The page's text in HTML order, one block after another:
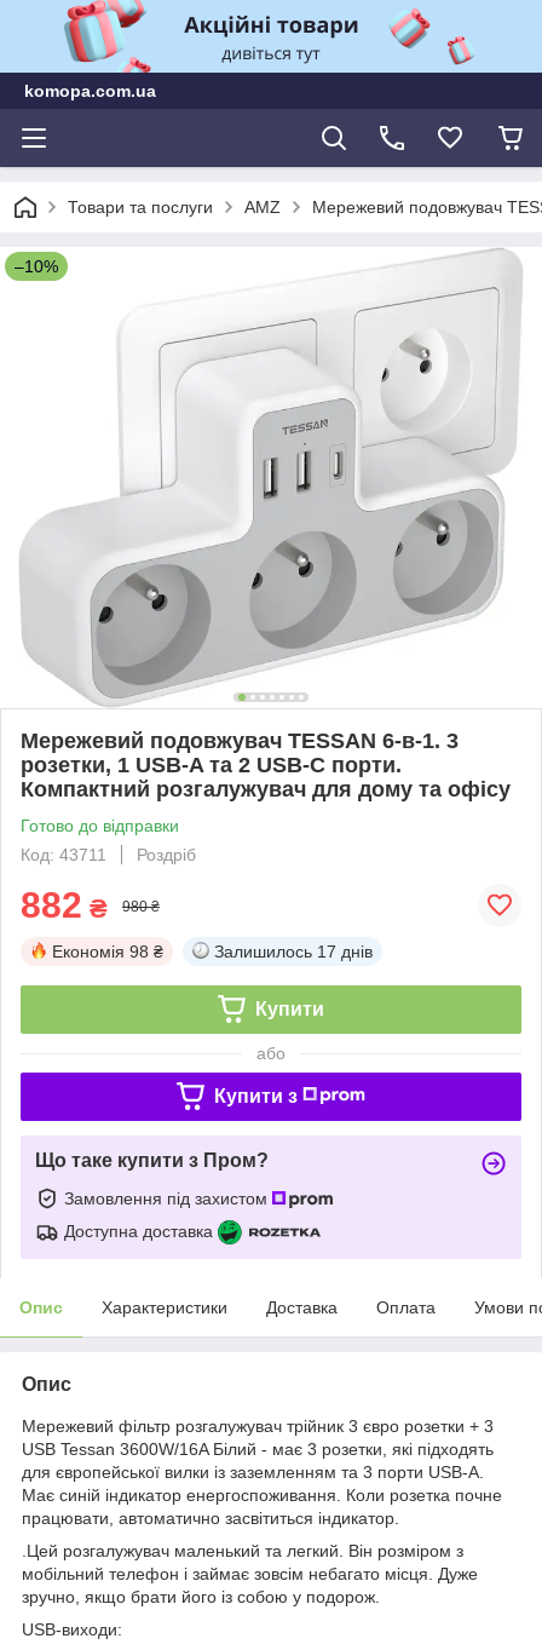
komopa.com.ua
Товари та послуги AMZ Мережевий подовжувач
–10%
Мережевий подовжувач TESSAN 6-в-1. 3
розетки, 1 USB-A та 2 USB-C порти.
Компактний розгалужувач для дому та офісу
Готово до відправки
Код: 43711
Роздріб
882 ₴ 980 ₴
Економія 98 ₴ Залишилось 17 днів
Купити
або
Купити з
Що таке купити з Пром?
Замовлення під захистом
Доступна доставка
Опис Характеристики Доставка Оплата Умови
Опис
Мережевий фільтр розгалужувач трійник 3 євро розетки + 3
USB Tessan 3600W/16A Білий - має 3 розетки, які підходять
для європейської вилки із заземленням та 3 порти USB-A.
Має синій індикатор енергоспоживання. Коли розетка почне
працювати, автоматично засвітиться індикатор.
.Цей розгалужувач маленький та легкий. Він розміром з
мобільний телефон і займає зовсім небагато місця. Дуже
зручно, якщо брати його із собою у подорож.
USB-виходи: